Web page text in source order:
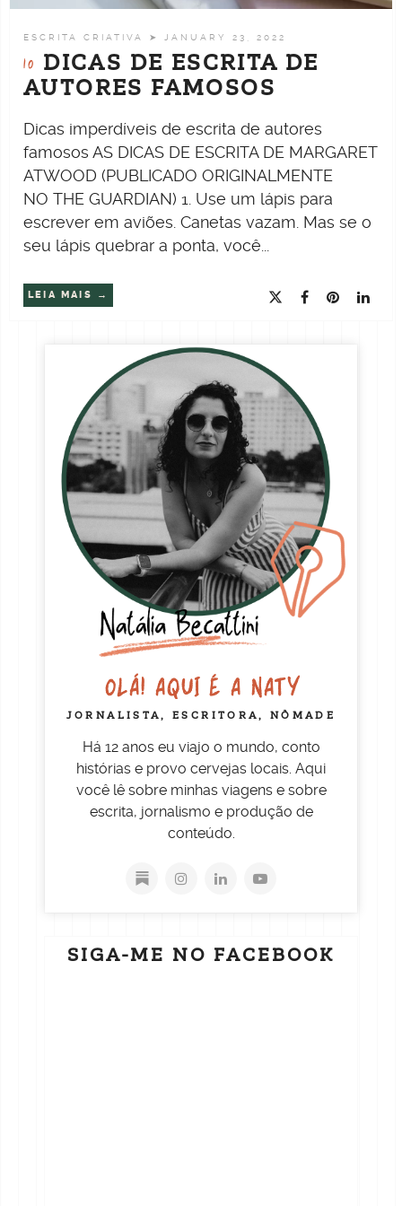
ESCRITA CRIATIVA ➤ JANUARY 23, 2022
10 DICAS DE ESCRITA DE
AUTORES FAMOSOS
Dicas imperdíveis de escrita de autores
famosos AS DICAS DE ESCRITA DE MARGARET
ATWOOD (PUBLICADO ORIGINALMENTE
NO THE GUARDIAN) 1. Use um lápis para
escrever em aviões. Canetas vazam. Mas se o
seu lápis quebrar a ponta, você...
LEIA MAIS
OLÁ! AQUI É A NATY
JORNALISTA, ESCRITORA, NÔMADE
Há 12 anos eu viajo o mundo, conto
histórias e provo cervejas locais. Aqui
você lê sobre minhas viagens e sobre
escrita, jornalismo e produção de
conteúdo.
SIGA-ME NO FACEBOOK